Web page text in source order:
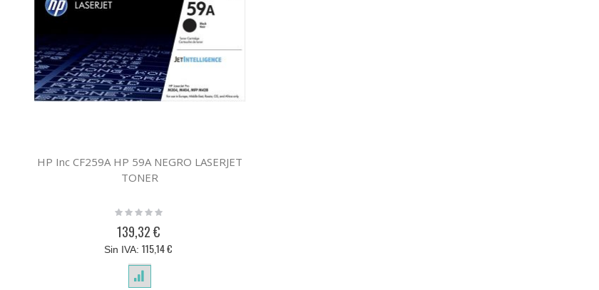
HP Inc CF259A HP 59A NEGRO LASERJET
TONER
Rating:
139,32 €
115,14 €